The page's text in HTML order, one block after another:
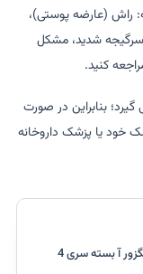
راش (عارضه پوستی)،
شدید، مشکل
کنید.
گیرد؛ بنابراین در صورت
خود یا پزشک داروخانه
آ بسته سری 4